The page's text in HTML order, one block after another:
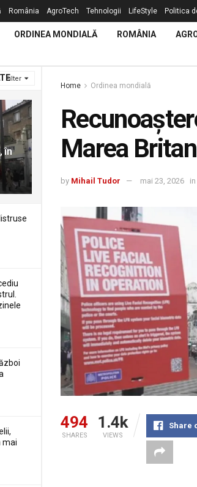
Filter
în
mai
România AgroTech Tehnologii LifeStyle Politica
ORDINEA MONDIALĂ ROMÂNIA
Home Ordinea mondială
Marea
by Mihail Tudor mai 23, 2026 in
494
SHARES
1.4k
VIEWS
Share